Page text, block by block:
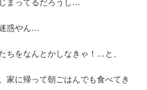
まってるだろうし…
惑やん…
ちをなんとかしなきゃ！…と、
家に帰って朝ごはんでも食べてき